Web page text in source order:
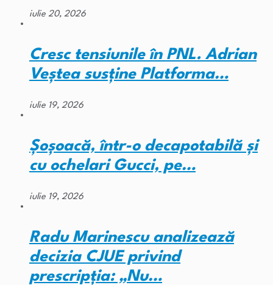
iulie 20, 2026
Cresc tensiunile în PNL. Adrian
Veștea susține Platforma…
iulie 19, 2026
Șoșoacă, într-o decapotabilă și
cu ochelari Gucci, pe…
iulie 19, 2026
Radu Marinescu analizează
decizia CJUE privind
prescripția: „Nu…